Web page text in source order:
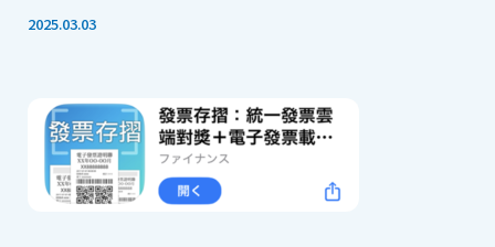
2025.03.03